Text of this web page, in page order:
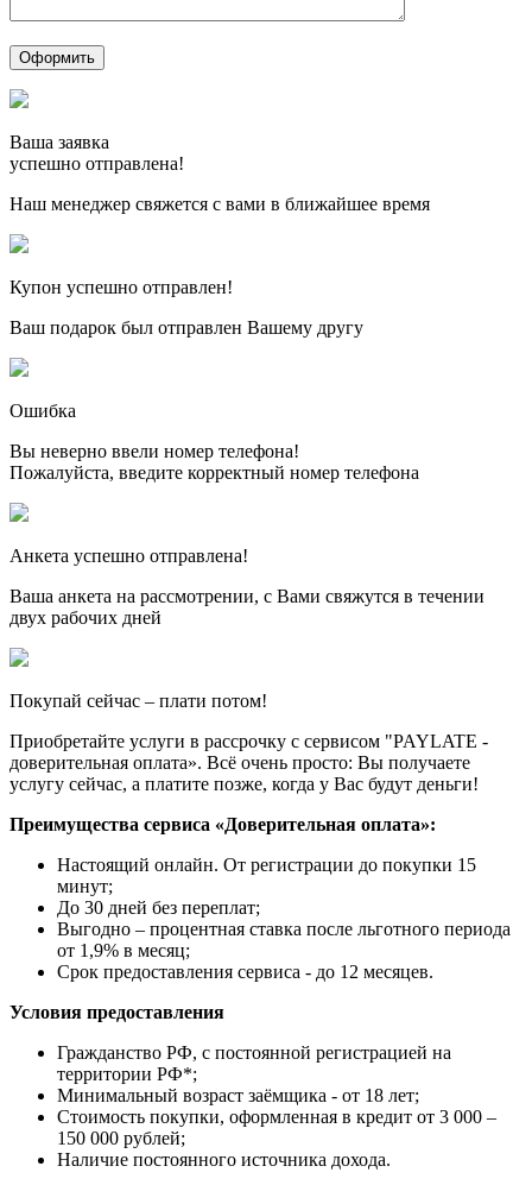
Ваша заявка
успешно отправлена!
Наш менеджер свяжется с вами в ближайшее время
Купон успешно отправлен!
Ваш подарок был отправлен Вашему другу
Ошибка
Вы неверно ввели номер телефона!
Пожалуйста, введите корректный номер телефона
Анкета успешно отправлена!
Ваша анкета на рассмотрении, с Вами свяжутся в течении
двух рабочих дней
Покупай сейчас – плати потом!
Приобретайте услуги в рассрочку с сервисом "PAYLATE -
доверительная оплата». Всё очень просто: Вы получаете
услугу сейчас, а платите позже, когда у Вас будут деньги!
Преимущества сервиса «Доверительная оплата»:
Настоящий онлайн. От регистрации до покупки 15
минут;
До 30 дней без переплат;
Выгодно – процентная ставка после льготного периода
от 1,9% в месяц;
Срок предоставления сервиса - до 12 месяцев.
Условия предоставления
Гражданство РФ, с постоянной регистрацией на
территории РФ*;
Минимальный возраст заёмщика - от 18 лет;
Стоимость покупки, оформленная в кредит от 3 000 –
150 000 рублей;
Наличие постоянного источника дохода.